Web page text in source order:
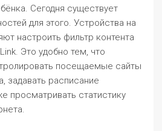
Сегодня существует
для этого. Устройства на
настроить фильтр контента
Это удобно тем, что
посещаемые сайты
задавать расписание
просматривать статистику